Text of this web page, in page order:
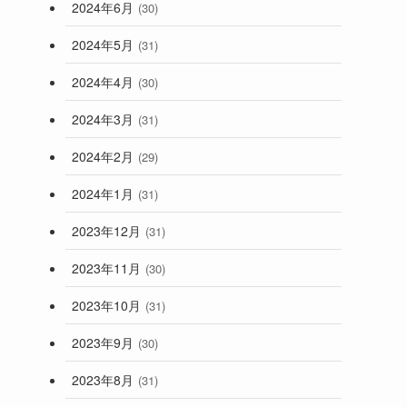
2024年6月 (30)
2024年5月 (31)
2024年4月 (30)
2024年3月 (31)
2024年2月 (29)
2024年1月 (31)
2023年12月 (31)
2023年11月 (30)
2023年10月 (31)
2023年9月 (30)
2023年8月 (31)